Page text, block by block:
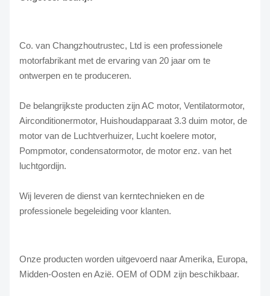
Co. van Changzhoutrustec, Ltd is een professionele
motorfabrikant met de ervaring van 20 jaar om te
ontwerpen en te produceren.
De belangrijkste producten zijn AC motor, Ventilatormotor,
Airconditionermotor, Huishoudapparaat 3.3 duim motor, de
motor van de Luchtverhuizer, Lucht koelere motor,
Pompmotor, condensatormotor, de motor enz. van het
luchtgordijn.
Wij leveren de dienst van kerntechnieken en de
professionele begeleiding voor klanten.
Onze producten worden uitgevoerd naar Amerika, Europa,
Midden-Oosten en Azië. OEM of ODM zijn beschikbaar.